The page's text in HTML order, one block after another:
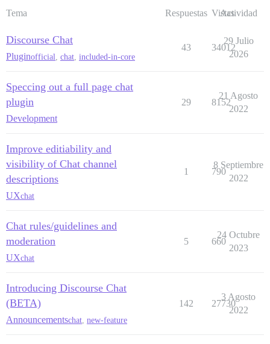
Tema Respuestas Vistas
Actividad
Discourse Chat
Pluginofficial chat included-in-core
43 34012
29 Julio
2026
Speccing out a full page chat
plugin
Development
29 8152
21 Agosto
2022
Improve editiability and
visibility of Chat channel
descriptions
UXchat
1 790
8 Septiembre
2022
Chat rules/guidelines and
moderation
UXchat
5 660
24 Octubre
2023
Introducing Discourse Chat
(BETA)
Announcementschat new-feature
142 27730
3 Agosto
2022